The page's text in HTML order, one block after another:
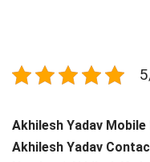
Akhilesh Yadav
Akhilesh Yadav